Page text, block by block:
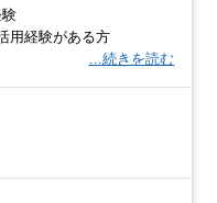
験
用経験がある方
…続きを読む